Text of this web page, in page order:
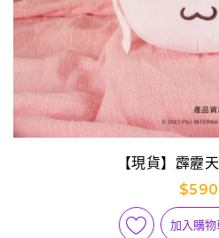
【現貨】霹靂
$590
加入購物